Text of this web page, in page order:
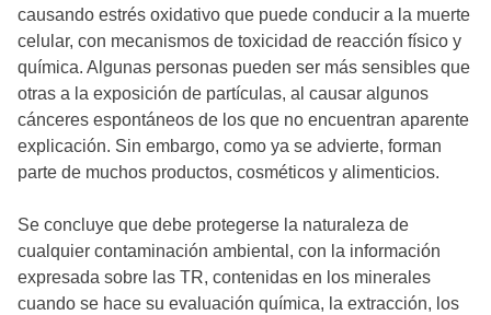
causando estrés oxidativo que puede conducir a la muerte
celular, con mecanismos de toxicidad de reacción físico y
química. Algunas personas pueden ser más sensibles que
otras a la exposición de partículas, al causar algunos
cánceres espontáneos de los que no encuentran aparente
explicación. Sin embargo, como ya se advierte, forman
parte de muchos productos, cosméticos y alimenticios.
Se concluye que debe protegerse la naturaleza de
cualquier contaminación ambiental, con la información
expresada sobre las TR, contenidas en los minerales
cuando se hace su evaluación química, la extracción, los